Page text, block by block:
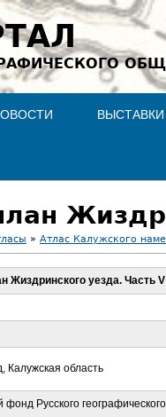
ВЫСТАВКИ
» Атлас Калужского
Жиздринского уезда. Часть V
Калужская область
фонд Русского географического